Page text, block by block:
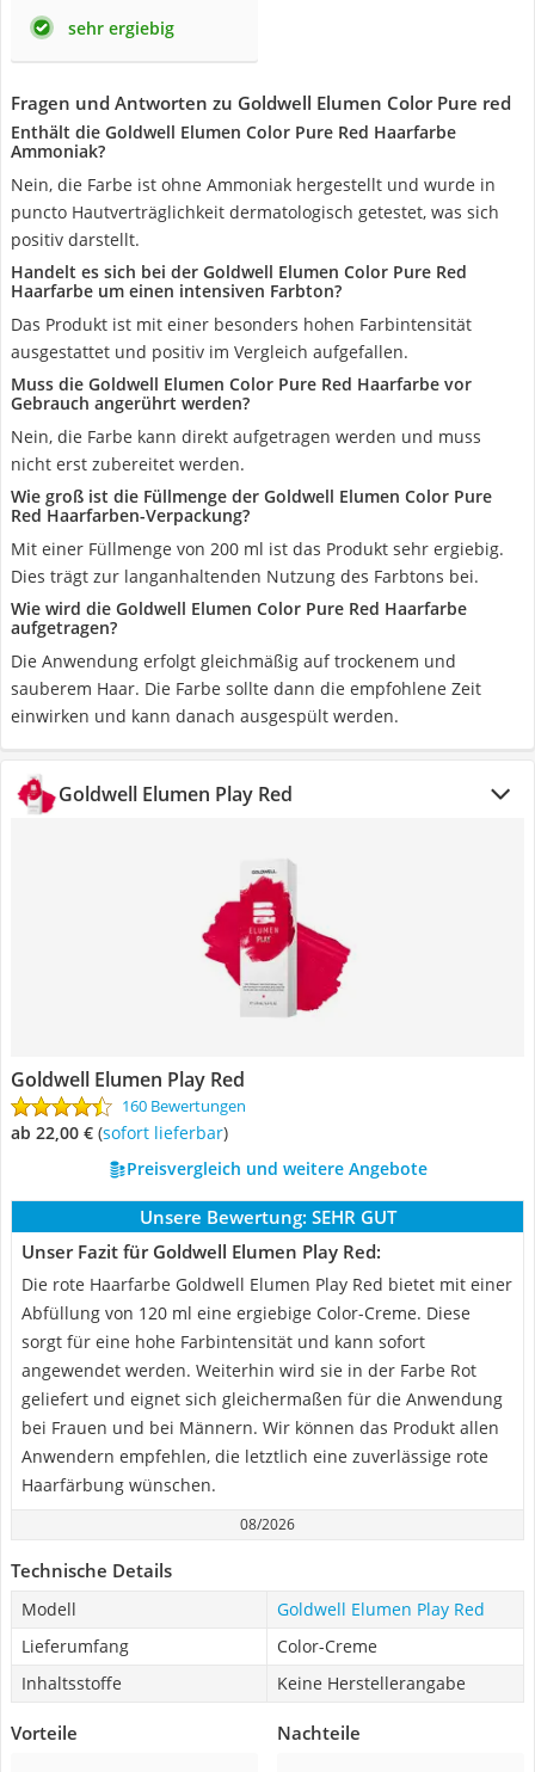
sehr ergiebig
Fragen und Antworten zu Goldwell Elumen Color Pure red
Enthält die Goldwell Elumen Color Pure Red Haarfarbe
Ammoniak?
Nein, die Farbe ist ohne Ammoniak hergestellt und wurde in
puncto Hautverträglichkeit dermatologisch getestet, was sich
positiv darstellt.
Handelt es sich bei der Goldwell Elumen Color Pure Red
Haarfarbe um einen intensiven Farbton?
Das Produkt ist mit einer besonders hohen Farbintensität
ausgestattet und positiv im Vergleich aufgefallen.
Muss die Goldwell Elumen Color Pure Red Haarfarbe vor
Gebrauch angerührt werden?
Nein, die Farbe kann direkt aufgetragen werden und muss
nicht erst zubereitet werden.
Wie groß ist die Füllmenge der Goldwell Elumen Color Pure
Red Haarfarben-Verpackung?
Mit einer Füllmenge von 200 ml ist das Produkt sehr ergiebig.
Dies trägt zur langanhaltenden Nutzung des Farbtons bei.
Wie wird die Goldwell Elumen Color Pure Red Haarfarbe
aufgetragen?
Die Anwendung erfolgt gleichmäßig auf trockenem und
sauberem Haar. Die Farbe sollte dann die empfohlene Zeit
einwirken und kann danach ausgespült werden.
Goldwell Elumen Play Red
Goldwell Elumen Play Red
160 Bewertungen
ab 22,00 € ( Sofort lieferbar)
Preisvergleich und weitere Angebote
Unsere Bewertung: SEHR GUT
Unser Fazit für Goldwell Elumen Play Red:
Die rote Haarfarbe Goldwell Elumen Play Red bietet mit einer
Abfüllung von 120 ml eine ergiebige Color-Creme. Diese
sorgt für eine hohe Farbintensität und kann sofort
angewendet werden. Weiterhin wird sie in der Farbe Rot
geliefert und eignet sich gleichermaßen für die Anwendung
bei Frauen und bei Männern. Wir können das Produkt allen
Anwendern empfehlen, die letztlich eine zuverlässige rote
Haarfärbung wünschen.
08/2026
Technische Details
Modell
Goldwell Elumen Play Red
Lieferumfang
Color-Creme
Inhaltsstoffe
Keine Herstellerangabe
Vorteile Nachteile